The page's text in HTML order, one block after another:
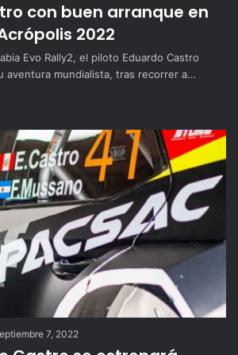
con buen arranque en
2022
Evo Rally2, el piloto Eduardo Castro
aventura mundialista, tras recorrer a…
7, 2022